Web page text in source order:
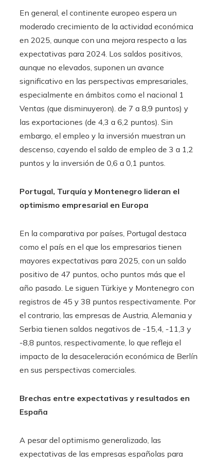
En general, el continente europeo espera un
moderado crecimiento de la actividad económica
en 2025, aunque con una mejora respecto a las
expectativas para 2024. Los saldos positivos,
aunque no elevados, suponen un avance
significativo en las perspectivas empresariales,
especialmente en ámbitos como el nacional 1
Ventas (que disminuyeron). de 7 a 8,9 puntos) y
las exportaciones (de 4,3 a 6,2 puntos). Sin
embargo, el empleo y la inversión muestran un
descenso, cayendo el saldo de empleo de 3 a 1,2
puntos y la inversión de 0,6 a 0,1 puntos.
Portugal, Turquía y Montenegro lideran el
optimismo empresarial en Europa
En la comparativa por países, Portugal destaca
como el país en el que los empresarios tienen
mayores expectativas para 2025, con un saldo
positivo de 47 puntos, ocho puntos más que el
año pasado. Le siguen Türkiye y Montenegro con
registros de 45 y 38 puntos respectivamente. Por
el contrario, las empresas de Austria, Alemania y
Serbia tienen saldos negativos de -15,4, -11,3 y
-8,8 puntos, respectivamente, lo que refleja el
impacto de la desaceleración económica de Berlín
en sus perspectivas comerciales.
Brechas entre expectativas y resultados en
España
A pesar del optimismo generalizado, las
expectativas de las empresas españolas para